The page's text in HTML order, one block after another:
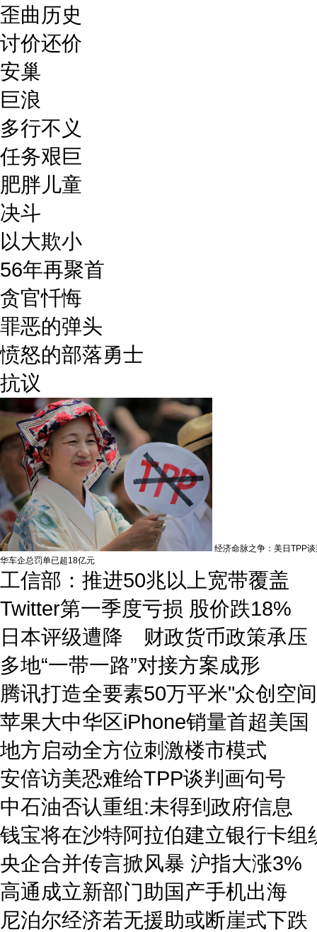
歪曲历史
讨价还价
安巢
巨浪
多行不义
任务艰巨
肥胖儿童
决斗
以大欺小
56年再聚首
贪官忏悔
罪恶的弹头
愤怒的部落勇士
抗议
经济命脉之争：美日TPP谈
华车企总罚单已超18亿元
工信部：推进50兆以上宽带覆盖
Twitter第一季度亏损 股价跌18%
日本评级遭降 财政货币政策承压
多地“一带一路”对接方案成形
腾讯打造全要素50万平米"众创空
苹果大中华区iPhone销量首超美国
地方启动全方位刺激楼市模式
安倍访美恐难给TPP谈判画句号
中石油否认重组:未得到政府信息
钱宝将在沙特阿拉伯建立银行卡组
央企合并传言掀风暴 沪指大涨3%
高通成立新部门助国产手机出海
尼泊尔经济若无援助或断崖式下跌